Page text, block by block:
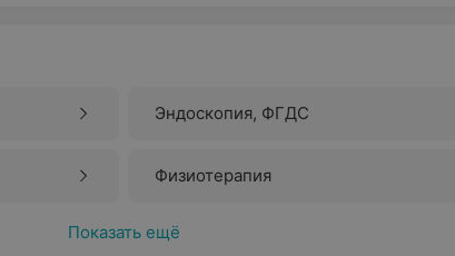
Эндоскопия, ФГДС
Физиотерапия
Показать ещё